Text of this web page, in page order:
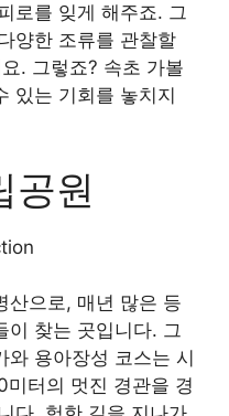
로를 잊게 해주죠. 그
양한 조류를 관찰할
. 그렇죠? 속초 가볼
있는 기회를 놓치지
공원
산으로, 매년 많은 등
이 찾는 곳입니다. 그
와 용아장성 코스는 시
터의 멋진 경관을 경